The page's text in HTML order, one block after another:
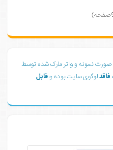
صورت نمونه و واتر مارک شده توسط
فاقدلوگوی سایت بوده و قابل